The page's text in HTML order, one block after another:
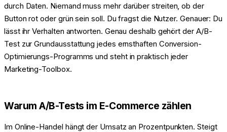
durch Daten. Niemand muss mehr darüber streiten, ob der
Button rot oder grün sein soll. Du fragst die Nutzer. Genauer: Du
lässt ihr Verhalten antworten. Genau deshalb gehört der A/B-
Test zur Grundausstattung jedes ernsthaften Conversion-
Optimierungs-Programms und steht in praktisch jeder
Marketing-Toolbox.
Warum A/B-Tests im E-Commerce zählen
Im Online-Handel hängt der Umsatz an Prozentpunkten. Steigt